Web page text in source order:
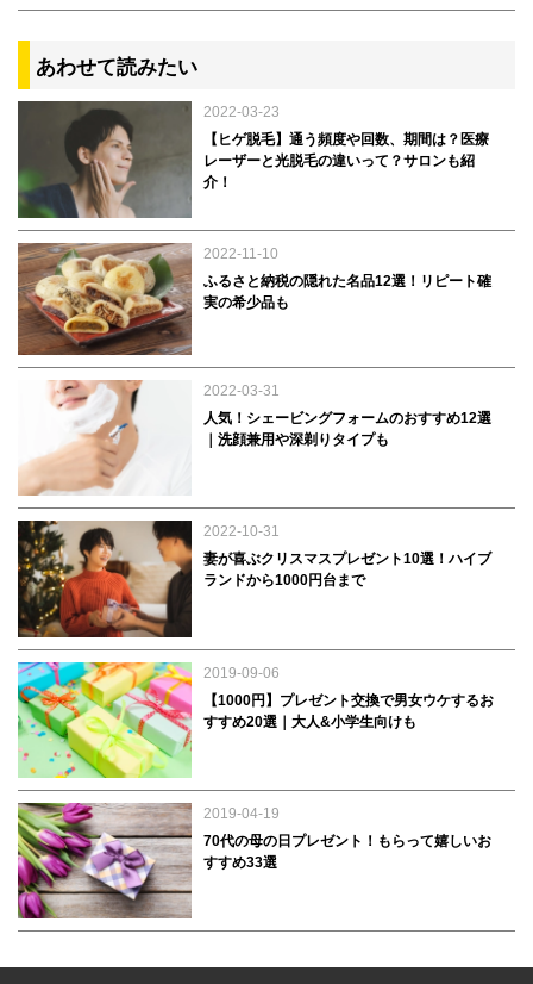
あわせて読みたい
2022-03-23
【ヒゲ脱毛】通う頻度や回数、期間は？医療
レーザーと光脱毛の違いって？サロンも紹
介！
2022-11-10
ふるさと納税の隠れた名品12選！リピート確
実の希少品も
2022-03-31
人気！シェービングフォームのおすすめ12選
｜洗顔兼用や深剃りタイプも
2022-10-31
妻が喜ぶクリスマスプレゼント10選！ハイブ
ランドから1000円台まで
2019-09-06
【1000円】プレゼント交換で男女ウケするお
すすめ20選｜大人&小学生向けも
2019-04-19
70代の母の日プレゼント！もらって嬉しいお
すすめ33選